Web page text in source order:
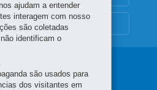
ajudam a entender
interagem com nosso
são coletadas
identificam o
são usados para
dos visitantes em